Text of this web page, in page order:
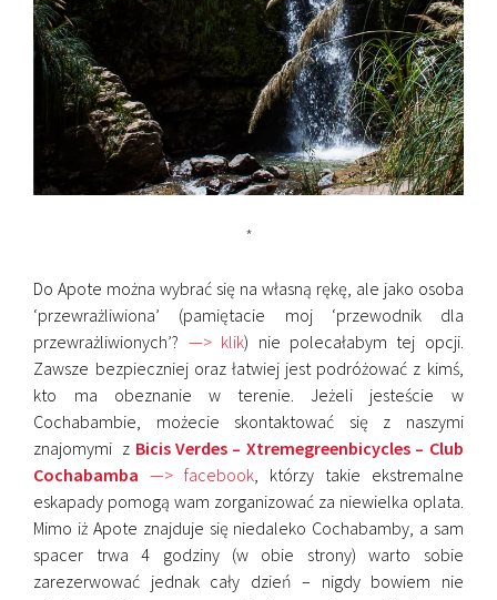
*
Do Apote można wybrać się na własną rękę, ale jako osoba
‘przewrażliwiona’ (pamiętacie moj ‘przewodnik dla
przewrażliwionych’? —> klik) nie polecałabym tej opcji.
Zawsze bezpieczniej oraz łatwiej jest podróżować z kimś,
kto ma obeznanie w terenie. Jeżeli jesteście w
Cochabambie, możecie skontaktować się z naszymi
znajomymi z Bicis Verdes – Xtremegreenbicycles – Club
Cochabamba —> facebook, którzy takie ekstremalne
eskapady pomogą wam zorganizować za niewielka oplata.
Mimo iż Apote znajduje się niedaleko Cochabamby, a sam
spacer trwa 4 godziny (w obie strony) warto sobie
zarezerwować jednak cały dzień – nigdy bowiem nie